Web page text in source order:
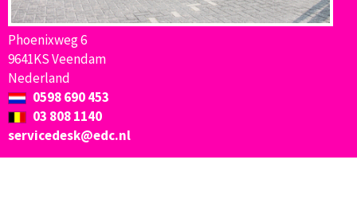
Phoenixweg 6
9641KS Veendam
Nederland
0598 690 453
03 808 1140
servicedesk@edc.nl